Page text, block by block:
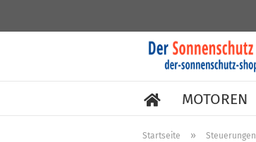
MOTOREN
Startseite » Steuerungen